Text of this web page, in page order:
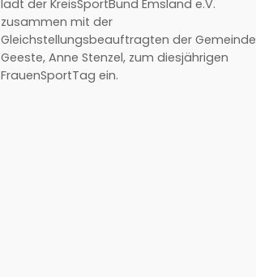
lädt der KreisSportBund Emsland e.V.
zusammen mit der
Gleichstellungsbeauftragten der Gemeinde
Geeste, Anne Stenzel, zum diesjährigen
FrauenSportTag ein.